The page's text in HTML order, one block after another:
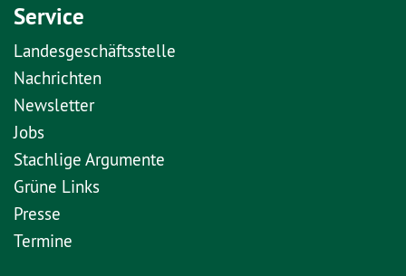
Service
Landesgeschäftsstelle
Nachrichten
Newsletter
Jobs
Stachlige Argumente
Grüne Links
Presse
Termine